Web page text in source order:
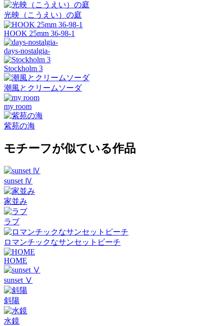
光映（こうえい）の庭
HOOK 25mm 36-98-1
days-nostalgia-
Stockholm 3
潮風とクリームソーダ
my room
紫苑の海
モチーフが似ている作品
sunset Ⅳ
家並み
ラブ
ロマンチックなサンセットビーチ
HOME
sunset Ⅴ
斜陽
水鏡